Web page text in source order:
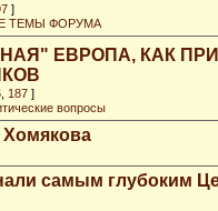
]
ТЕМЫ ФОРУМА
ЕВРОПА, КАК
187 ]
вопросы
самым глубоким